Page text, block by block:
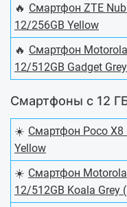
🔥 Смартфон ZTE
12/256GB Yellow
🔥 Смартфон
12/512GB Gadget
Смартфоны с 12
☀️ Смартфон Poco X8
Yellow
☀️ Смартфон
12/512GB Koala Grey